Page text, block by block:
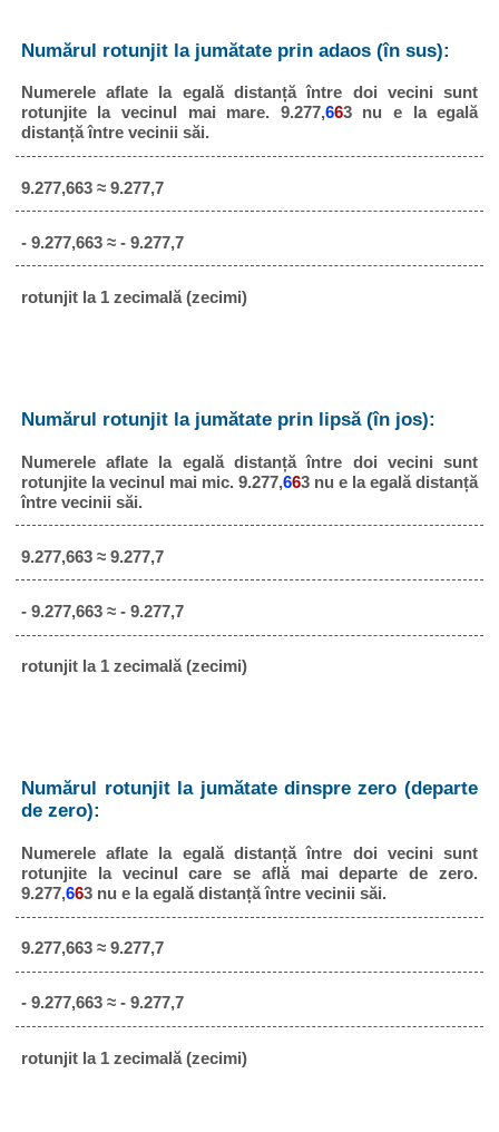
Numărul rotunjit la jumătate prin adaos (în sus):
Numerele aflate la egală distanță între doi vecini sunt
rotunjite la vecinul mai mare. 9.277,663 nu e la egală
distanță între vecinii săi.
9.277,663 ≈ 9.277,7
- 9.277,663 ≈ - 9.277,7
rotunjit la 1 zecimală (zecimi)
Numărul rotunjit la jumătate prin lipsă (în jos):
Numerele aflate la egală distanță între doi vecini sunt
rotunjite la vecinul mai mic. 9.277,663 nu e la egală distanță
între vecinii săi.
9.277,663 ≈ 9.277,7
- 9.277,663 ≈ - 9.277,7
rotunjit la 1 zecimală (zecimi)
Numărul rotunjit la jumătate dinspre zero (departe
de zero):
Numerele aflate la egală distanță între doi vecini sunt
rotunjite la vecinul care se află mai departe de zero.
9.277,663 nu e la egală distanță între vecinii săi.
9.277,663 ≈ 9.277,7
- 9.277,663 ≈ - 9.277,7
rotunjit la 1 zecimală (zecimi)